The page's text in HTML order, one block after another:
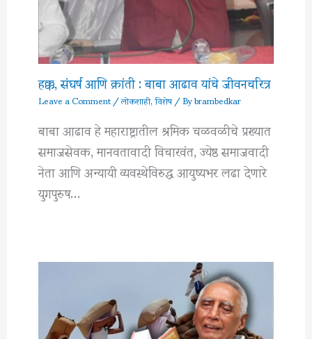
हक्क, संघर्ष आणि क्रांती : बाबा आढाव यांचे जीवनचरित्र
Leave a Comment/लोकशाही,विशेष/ Bybrambedkar
बाबा आढाव हे महाराष्ट्रातील श्रमिक चळवळीचे प्रख्यात
समाजसेवक, मानवतावादी विचारवंत, ज्येष्ठ समाजवादी
नेता आणि अन्यायी व्यवस्थेविरुद्ध आयुष्यभर लढा देणारे
युगपुरुष…